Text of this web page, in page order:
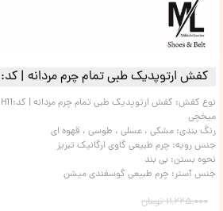
کفش ارتوپدیک طبی تمام چرم مردانه | کد:H11 | چرم میخچی
نوع کفش:
میخچی
رنگ بندی: مشکی ، عسلی ، طوسی ، قهوه ای
جنس رویه: چرم طبیعی گاوی ارگانیک تبریز
نحوه بستن: بی بند
جنس آستر: چرم طبیعی گوسفندی میشن
۱۱,۲۲۵,۰۰۰ تومان